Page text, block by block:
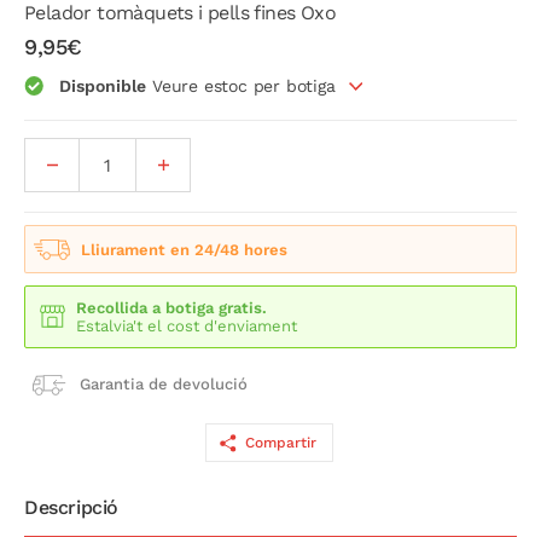
Pelador tomàquets i pells fines Oxo
9,95€
Disponible Veure estoc per botiga
Lliurament en 24/48 hores
Recollida a botiga gratis.
Estalvia't el cost d'enviament
Garantia de devolució
Compartir
Descripció